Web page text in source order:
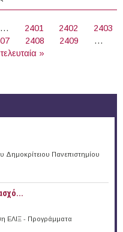
… 2401 2402
2403
2408 2409
…
τελευταία »
Δημοκρίτειου Πανεπιστημίου
ΕΛΙΞ - Προγράμματα